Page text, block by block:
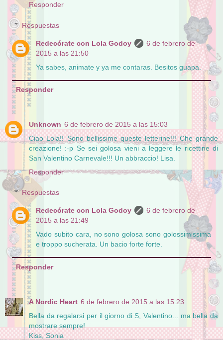
Responder
Respuestas
Redecórate con Lola Godoy
6 de febrero de
2015 a las 21:50
Ya sabes, animate y ya me contaras. Besitos guapa.
Responder
Unknown 6 de febrero de 2015 a las 15:03
Ciao Lola!! Sono bellissime queste letterine!!! Che grande
creazione! :-p Se sei golosa vieni a leggere le ricettine di
San Valentino Carnevale!!! Un abbraccio! Lisa.
Responder
Respuestas
Redecórate con Lola Godoy
6 de febrero de
2015 a las 21:49
Vado subito cara, no sono golosa sono golossimissima
e troppo sucherata. Un bacio forte forte.
Responder
A Nordic Heart 6 de febrero de 2015 a las 15:23
Bella da regalarsi per il giorno di S, Valentino... ma bella da
mostrare sempre!
Kiss, Sonia